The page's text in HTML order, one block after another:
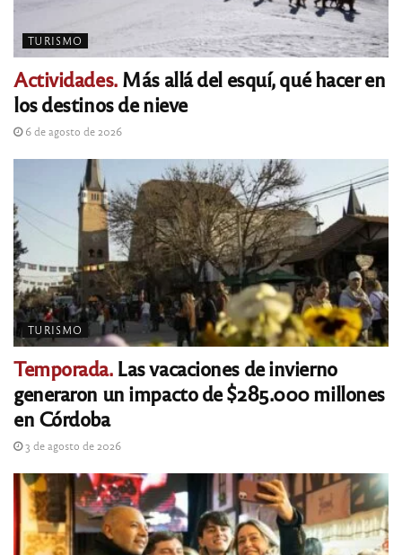
TURISMO
Actividades.Más allá del esquí, qué hacer en
los destinos de nieve
6 de agosto de 2026
TURISMO
Temporada.Las vacaciones de invierno
generaron un impacto de $285.000 millones
en Córdoba
3 de agosto de 2026